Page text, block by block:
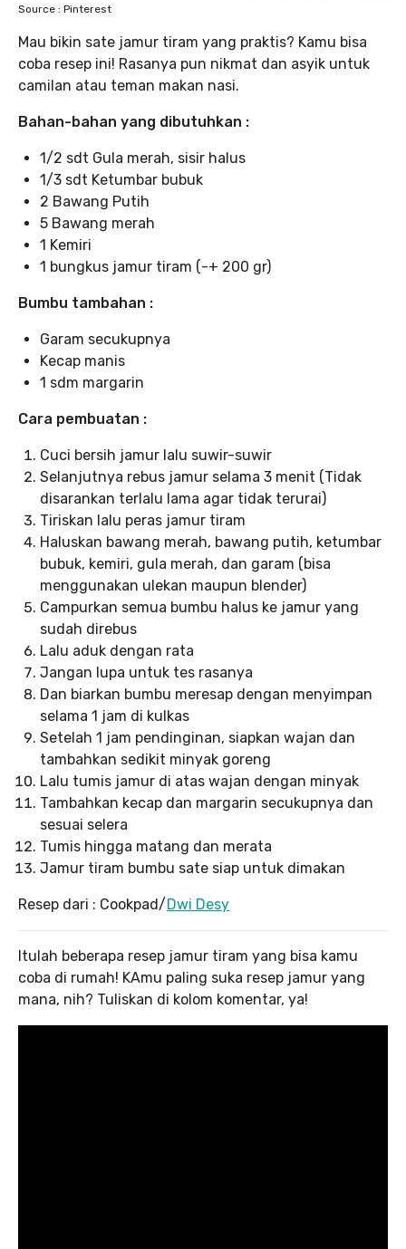
Source : Pinterest
Mau bikin sate jamur tiram yang praktis? Kamu bisa
coba resep ini! Rasanya pun nikmat dan asyik untuk
camilan atau teman makan nasi.
Bahan-bahan yang dibutuhkan :
1/2 sdt Gula merah, sisir halus
1/3 sdt Ketumbar bubuk
2 Bawang Putih
5 Bawang merah
1 Kemiri
1 bungkus jamur tiram (-+ 200 gr)
Bumbu tambahan :
Garam secukupnya
Kecap manis
1 sdm margarin
Cara pembuatan :
Cuci bersih jamur lalu suwir-suwir
Selanjutnya rebus jamur selama 3 menit (Tidak
disarankan terlalu lama agar tidak terurai)
Tiriskan lalu peras jamur tiram
Haluskan bawang merah, bawang putih, ketumbar
bubuk, kemiri, gula merah, dan garam (bisa
menggunakan ulekan maupun blender)
Campurkan semua bumbu halus ke jamur yang
sudah direbus
Lalu aduk dengan rata
Jangan lupa untuk tes rasanya
Dan biarkan bumbu meresap dengan menyimpan
selama 1 jam di kulkas
Setelah 1 jam pendinginan, siapkan wajan dan
tambahkan sedikit minyak goreng
Lalu tumis jamur di atas wajan dengan minyak
Tambahkan kecap dan margarin secukupnya dan
sesuai selera
Tumis hingga matang dan merata
Jamur tiram bumbu sate siap untuk dimakan
Resep dari : Cookpad/Dwi Desy
Itulah beberapa resep jamur tiram yang bisa kamu
coba di rumah! KAmu paling suka resep jamur yang
mana, nih? Tuliskan di kolom komentar, ya!